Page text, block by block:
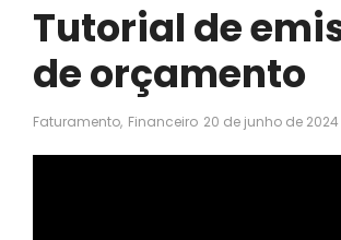
Tutorial de
de orçamento
Faturamento, Financeiro 20 de junho de 2024